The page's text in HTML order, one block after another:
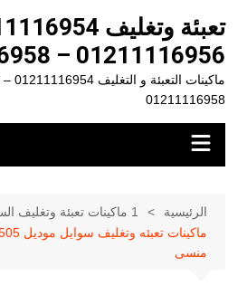
المحتوى01211116956 – 01211116958
01211116958
الرئيسية
1 ماكينات تعبئة وتغليف السوائل فى اكياس
منسى